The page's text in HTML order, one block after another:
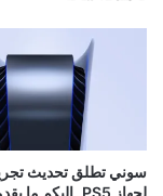
سوني تطلق تحديث
لجهاز PS5..إليكم ما يقدمه